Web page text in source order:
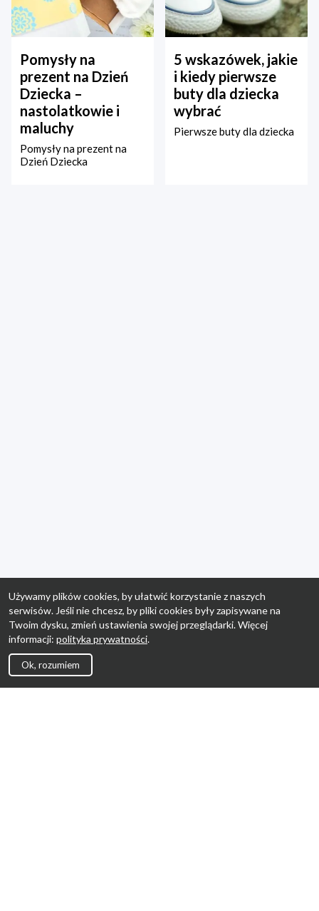
Pomysły na
prezent na Dzień
Dziecka –
nastolatkowie i
maluchy
Pomysły na prezent na
Dzień Dziecka
5 wskazówek, jakie
i kiedy pierwsze
buty dla dziecka
wybrać
Pierwsze buty dla dziecka
Używamy plików cookies, by ułatwić korzystanie z naszych
serwisów. Jeśli nie chcesz, by pliki cookies były zapisywane na
Twoim dysku, zmień ustawienia swojej przeglądarki. Więcej
informacji: polityka prywatności.
Ok, rozumiem